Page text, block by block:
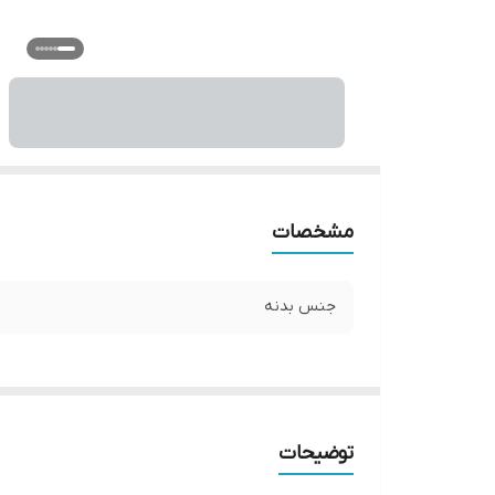
مشخصات
جنس بدنه
توضیحات